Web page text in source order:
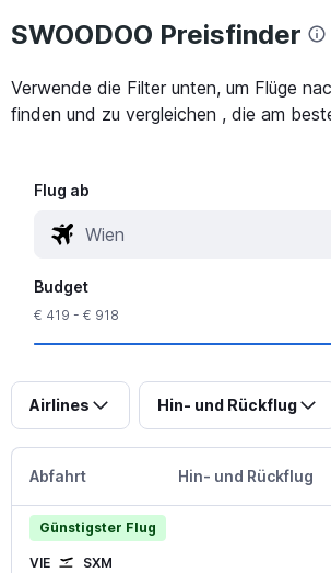
SWOODOO Preisfinder
Verwende die Filter unten, um Flüge
finden und zu vergleichen , die am
Flug ab
Budget
€ 419 - € 918
Airlines Hin- und Rückflug
Abfahrt Hin- und Rückflug
Günstigster Flug
VIE SXM